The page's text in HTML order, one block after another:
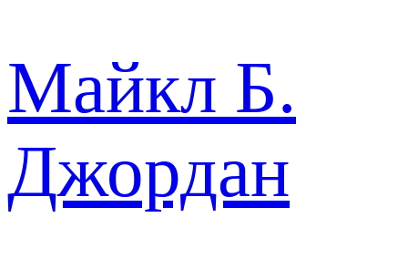
Майкл Б.
Джордан